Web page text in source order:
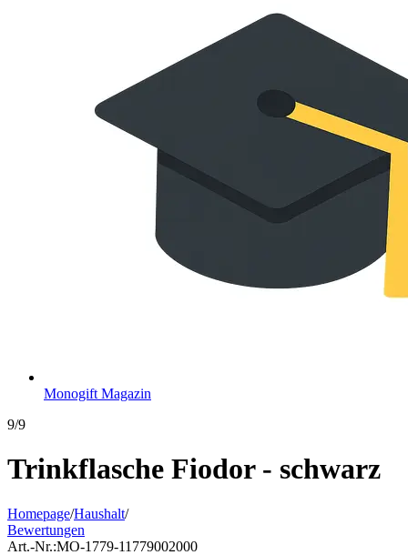
Monogift Magazin
9/9
Trinkflasche Fiodor - schwarz
Homepage/Haushalt/
Bewertungen
Art.-Nr.:MO-1779-11779002000